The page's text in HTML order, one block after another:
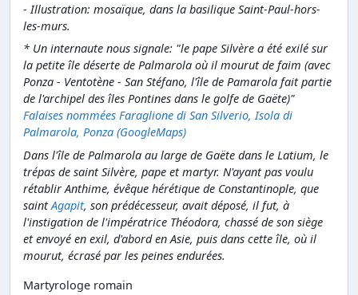
- Illustration: mosaïque, dans la basilique Saint-Paul-hors-
les-murs.
* Un internaute nous signale: "le pape Silvère a été exilé sur
la petite île déserte de Palmarola où il mourut de faim (avec
Ponza - Ventotène - San Stéfano, l'île de Pamarola fait partie
de l'archipel des îles Pontines dans le golfe de Gaëte)"
Falaises nommées Faraglione di San Silverio, Isola di
Palmarola, Ponza (GoogleMaps)
Dans l'île de Palmarola au large de Gaëte dans le Latium, le
trépas de saint Silvère, pape et martyr. N'ayant pas voulu
rétablir Anthime, évêque hérétique de Constantinople, que
saintAgapit, son prédécesseur, avait déposé, il fut, à
l'instigation de l'impératrice Théodora, chassé de son siège
et envoyé en exil, d'abord en Asie, puis dans cette île, où il
mourut, écrasé par les peines endurées.
Martyrologe romain